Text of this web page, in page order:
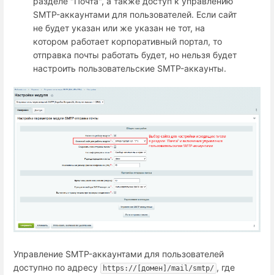
SMTP-аккаунтами для пользователей. Если сайт
не будет указан или же указан не тот, на
котором работает корпоративный портал, то
отправка почты работать будет, но нельзя будет
настроить пользовательские SMTP-аккаунты.
Управление SMTP-аккаунтами для пользователей
доступно по адресу
https://[домен]/mail/smtp/ , где